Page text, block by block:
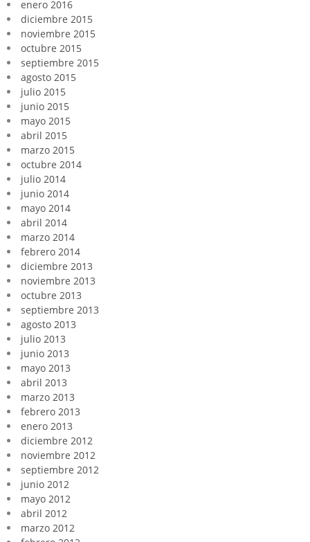
enero 2016
diciembre 2015
noviembre 2015
octubre 2015
septiembre 2015
agosto 2015
julio 2015
junio 2015
mayo 2015
abril 2015
marzo 2015
octubre 2014
julio 2014
junio 2014
mayo 2014
abril 2014
marzo 2014
febrero 2014
diciembre 2013
noviembre 2013
octubre 2013
septiembre 2013
agosto 2013
julio 2013
junio 2013
mayo 2013
abril 2013
marzo 2013
febrero 2013
enero 2013
diciembre 2012
noviembre 2012
septiembre 2012
junio 2012
mayo 2012
abril 2012
marzo 2012